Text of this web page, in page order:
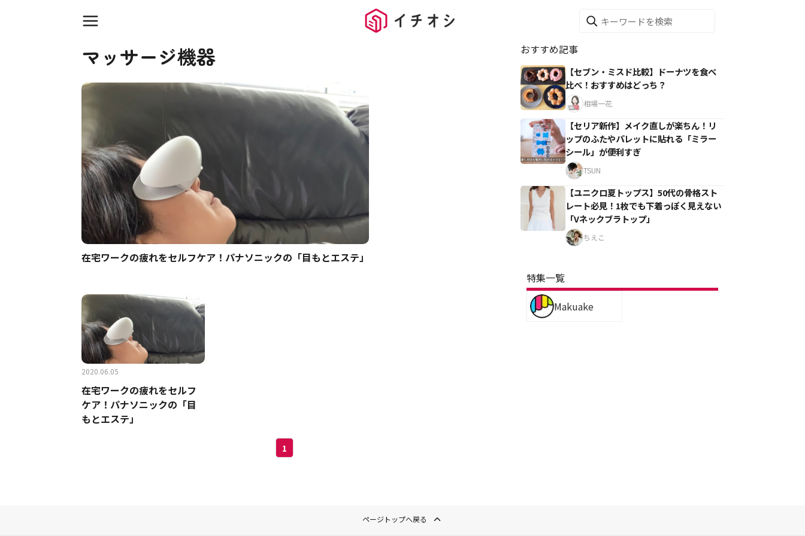
マッサージ機器
在宅ワークの疲れをセルフケア！パナソニックの「目もとエステ」
2020.06.05
在宅ワークの疲れをセルフ
ケア！パナソニックの「目
もとエステ」
1
おすすめ記事
【セブン・ミスド比較】ドーナツを食べ
比べ！おすすめはどっち？
相場一花
【セリア新作】メイク直しが楽ちん！リ
ップのふたやパレットに貼れる「ミラー
シール」が便利すぎ
TSUN
【ユニクロ夏トップス】50代の骨格スト
レート必見！1枚でも下着っぽく見えない
「Vネックブラトップ」
ちえこ
特集一覧
Makuake
ページトップへ戻る